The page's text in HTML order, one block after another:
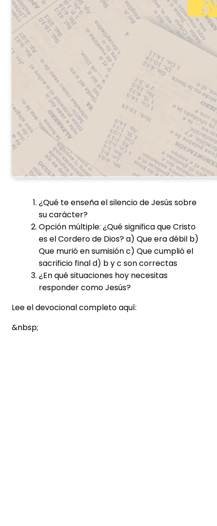
¿Qué te enseña el silencio de Jesús sobre
su carácter?
Opción múltiple: ¿Qué significa que Cristo
es el Cordero de Dios? a) Que era débil b)
Que murió en sumisión c) Que cumplió el
sacrificio final d) b y c son correctas
¿En qué situaciones hoy necesitas
responder como Jesús?
Lee el devocional completo aquí:
&nbsp;